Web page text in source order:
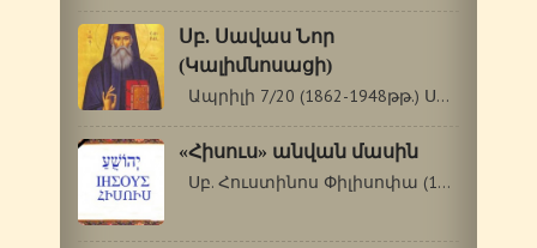
Սբ. Սավաս Նոր
(Կալիմնոսացի)
Ապրիլի 7/20 (1862-1948թթ.) Սբ. Սավասը…
«Հիսուս» անվան մասին
Սբ. Հուստինոս Փիլիսոփա (110-165 թթ.)…